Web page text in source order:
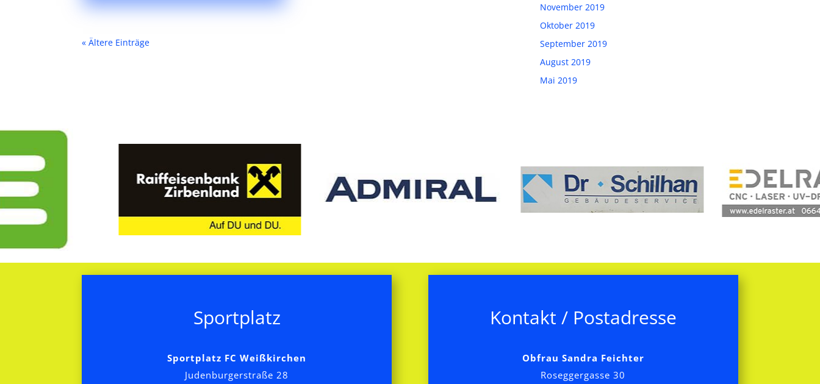
« Ältere Einträge
November 2019
Oktober 2019
September 2019
August 2019
Mai 2019
Sportplatz
Sportplatz FC Weißkirchen
Judenburgerstraße 28
Kontakt / Postadresse
Obfrau Sandra Feichter
Roseggergasse 30